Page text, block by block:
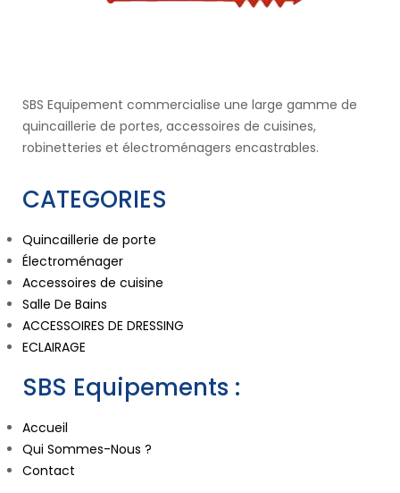
SBS Equipement commercialise une large gamme de
quincaillerie de portes, accessoires de cuisines,
robinetteries et électroménagers encastrables.
CATEGORIES
Quincaillerie de porte
Électroménager
Accessoires de cuisine
Salle De Bains
ACCESSOIRES DE DRESSING
ECLAIRAGE
SBS Equipements :
Accueil
Qui Sommes-Nous ?
Contact